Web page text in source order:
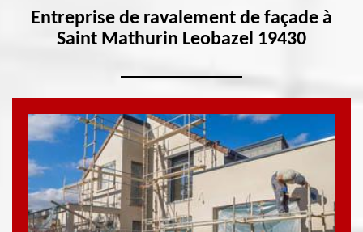
Entreprise de ravalement de façade à
Saint Mathurin Leobazel 19430